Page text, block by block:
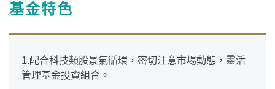
基金特色
1.配合科技類股景氣循環，密切注意市場動態，靈活
管理基金投資組合。